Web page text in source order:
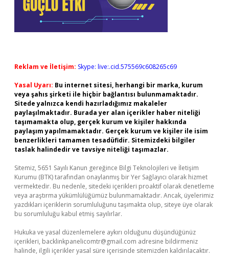
Reklam ve İletişim: Skype: live:.cid.575569c608265c69
Yasal Uyarı: Bu internet sitesi, herhangi bir marka, kurum
veya şahıs şirketi ile hiçbir bağlantısı bulunmamaktadır.
Sitede yalnızca kendi hazırladığımız makaleler
paylaşılmaktadır. Burada yer alan içerikler haber niteliği
taşımamakta olup, gerçek kurum ve kişiler hakkında
paylaşım yapılmamaktadır. Gerçek kurum ve kişiler ile isim
benzerlikleri tamamen tesadüfidir. Sitemizdeki bilgiler
taslak halindedir ve tavsiye niteliği taşımazlar.
Sitemiz, 5651 Sayılı Kanun gereğince Bilgi Teknolojileri ve İletişim
Kurumu (BTK) tarafından onaylanmış bir Yer Sağlayıcı olarak hizmet
vermektedir. Bu nedenle, sitedeki içerikleri proaktif olarak denetleme
veya araştırma yükümlülüğümüz bulunmamaktadır. Ancak, üyelerimiz
yazdıkları içeriklerin sorumluluğunu taşımakta olup, siteye üye olarak
bu sorumluluğu kabul etmiş sayılırlar.
Hukuka ve yasal düzenlemelere aykırı olduğunu düşündüğünüz
içerikleri, backlinkpanelicomtr@gmail.com adresine bildirmeniz
halinde, ilgili içerikler yasal süre içerisinde sitemizden kaldırılacaktır.